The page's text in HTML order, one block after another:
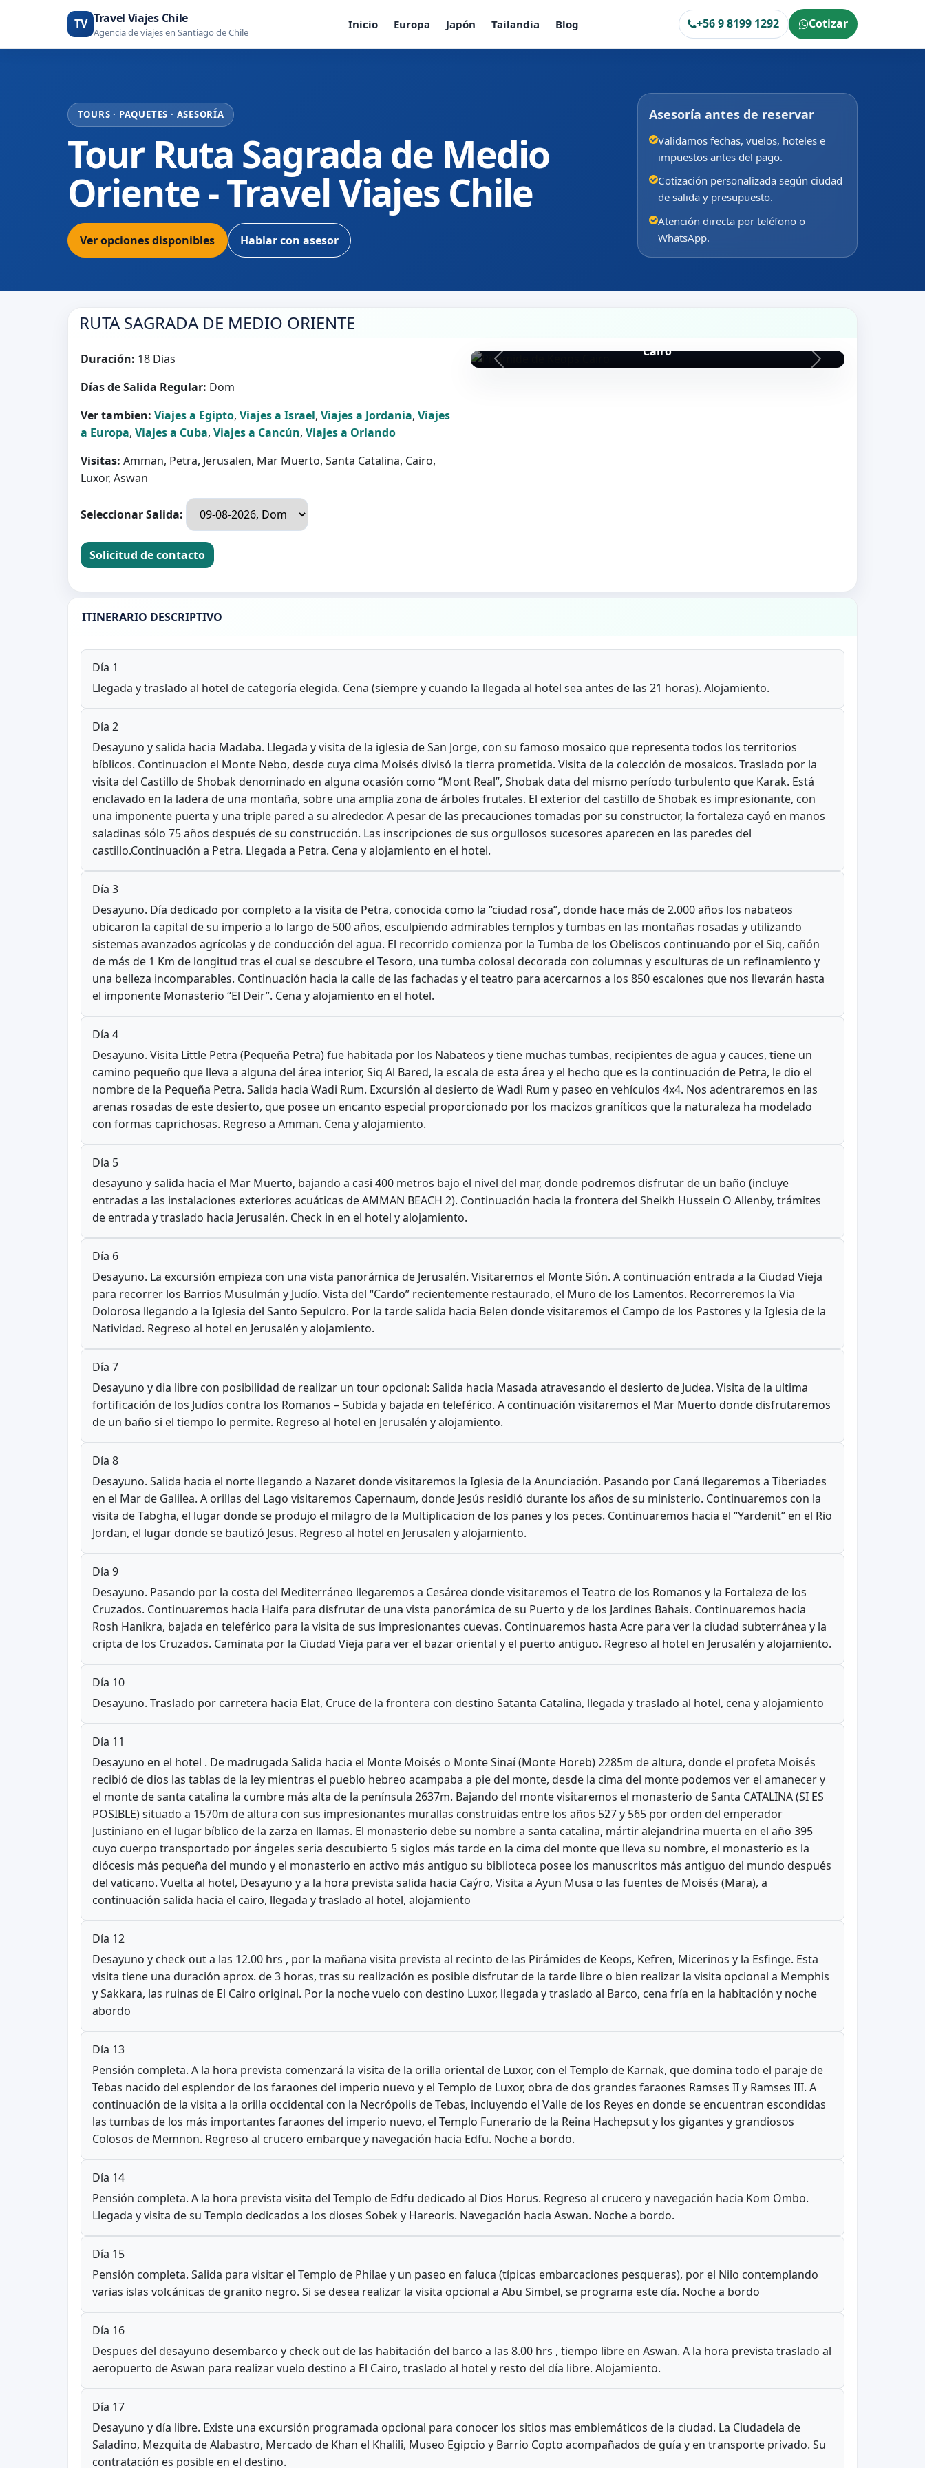
TV Travel Viajes Chile
Agencia de viajes en Santiago de Chile
Inicio Europa Japón Tailandia Blog +56 9 8199 1292 Cotizar
TOURS · PAQUETES · ASESORÍA
Tour Ruta Sagrada de Medio
Oriente - Travel Viajes Chile
Ver opciones disponibles Hablar con asesor
Asesoría antes de reservar
Validamos fechas, vuelos, hoteles e
impuestos antes del pago.
Cotización personalizada según ciudad
de salida y presupuesto.
Atención directa por teléfono o
WhatsApp.
RUTA SAGRADA DE MEDIO ORIENTE
Duración: 18 Dias
Días de Salida Regular: Dom
Ver tambien: Viajes a Egipto,Viajes a Israel,Viajes a Jordania,Viajes
a Europa,Viajes a Cuba,Viajes a Cancún,Viajes a Orlando
Visitas: Amman, Petra, Jerusalen, Mar Muerto, Santa Catalina, Cairo,
Luxor, Aswan
Seleccionar Salida:
Solicitud de contacto
Cairo
ITINERARIO DESCRIPTIVO
Día 1
Llegada y traslado al hotel de categoría elegida. Cena (siempre y cuando la llegada al hotel sea antes de las 21 horas). Alojamiento.
Día 2
Desayuno y salida hacia Madaba. Llegada y visita de la iglesia de San Jorge, con su famoso mosaico que representa todos los territorios
bíblicos. Continuacion el Monte Nebo, desde cuya cima Moisés divisó la tierra prometida. Visita de la colección de mosaicos. Traslado por la
visita del Castillo de Shobak denominado en alguna ocasión como “Mont Real”, Shobak data del mismo período turbulento que Karak. Está
enclavado en la ladera de una montaña, sobre una amplia zona de árboles frutales. El exterior del castillo de Shobak es impresionante, con
una imponente puerta y una triple pared a su alrededor. A pesar de las precauciones tomadas por su constructor, la fortaleza cayó en manos
saladinas sólo 75 años después de su construcción. Las inscripciones de sus orgullosos sucesores aparecen en las paredes del
castillo.Continuación a Petra. Llegada a Petra. Cena y alojamiento en el hotel.
Día 3
Desayuno. Día dedicado por completo a la visita de Petra, conocida como la “ciudad rosa”, donde hace más de 2.000 años los nabateos
ubicaron la capital de su imperio a lo largo de 500 años, esculpiendo admirables templos y tumbas en las montañas rosadas y utilizando
sistemas avanzados agrícolas y de conducción del agua. El recorrido comienza por la Tumba de los Obeliscos continuando por el Siq, cañón
de más de 1 Km de longitud tras el cual se descubre el Tesoro, una tumba colosal decorada con columnas y esculturas de un refinamiento y
una belleza incomparables. Continuación hacia la calle de las fachadas y el teatro para acercarnos a los 850 escalones que nos llevarán hasta
el imponente Monasterio “El Deir”. Cena y alojamiento en el hotel.
Día 4
Desayuno. Visita Little Petra (Pequeña Petra) fue habitada por los Nabateos y tiene muchas tumbas, recipientes de agua y cauces, tiene un
camino pequeño que lleva a alguna del área interior, Siq Al Bared, la escala de esta área y el hecho que es la continuación de Petra, le dio el
nombre de la Pequeña Petra. Salida hacia Wadi Rum. Excursión al desierto de Wadi Rum y paseo en vehículos 4x4. Nos adentraremos en las
arenas rosadas de este desierto, que posee un encanto especial proporcionado por los macizos graníticos que la naturaleza ha modelado
con formas caprichosas. Regreso a Amman. Cena y alojamiento.
Día 5
desayuno y salida hacia el Mar Muerto, bajando a casi 400 metros bajo el nivel del mar, donde podremos disfrutar de un baño (incluye
entradas a las instalaciones exteriores acuáticas de AMMAN BEACH 2). Continuación hacia la frontera del Sheikh Hussein O Allenby, trámites
de entrada y traslado hacia Jerusalén. Check in en el hotel y alojamiento.
Día 6
Desayuno. La excursión empieza con una vista panorámica de Jerusalén. Visitaremos el Monte Sión. A continuación entrada a la Ciudad Vieja
para recorrer los Barrios Musulmán y Judío. Vista del “Cardo” recientemente restaurado, el Muro de los Lamentos. Recorreremos la Via
Dolorosa llegando a la Iglesia del Santo Sepulcro. Por la tarde salida hacia Belen donde visitaremos el Campo de los Pastores y la Iglesia de la
Natividad. Regreso al hotel en Jerusalén y alojamiento.
Día 7
Desayuno y dia libre con posibilidad de realizar un tour opcional: Salida hacia Masada atravesando el desierto de Judea. Visita de la ultima
fortificación de los Judíos contra los Romanos – Subida y bajada en teleférico. A continuación visitaremos el Mar Muerto donde disfrutaremos
de un baño si el tiempo lo permite. Regreso al hotel en Jerusalén y alojamiento.
Día 8
Desayuno. Salida hacia el norte llegando a Nazaret donde visitaremos la Iglesia de la Anunciación. Pasando por Caná llegaremos a Tiberiades
en el Mar de Galilea. A orillas del Lago visitaremos Capernaum, donde Jesús residió durante los años de su ministerio. Continuaremos con la
visita de Tabgha, el lugar donde se produjo el milagro de la Multiplicacion de los panes y los peces. Continuaremos hacia el “Yardenit” en el Rio
Jordan, el lugar donde se bautizó Jesus. Regreso al hotel en Jerusalen y alojamiento.
Día 9
Desayuno. Pasando por la costa del Mediterráneo llegaremos a Cesárea donde visitaremos el Teatro de los Romanos y la Fortaleza de los
Cruzados. Continuaremos hacia Haifa para disfrutar de una vista panorámica de su Puerto y de los Jardines Bahais. Continuaremos hacia
Rosh Hanikra, bajada en teleférico para la visita de sus impresionantes cuevas. Continuaremos hasta Acre para ver la ciudad subterránea y la
cripta de los Cruzados. Caminata por la Ciudad Vieja para ver el bazar oriental y el puerto antiguo. Regreso al hotel en Jerusalén y alojamiento.
Día 10
Desayuno. Traslado por carretera hacia Elat, Cruce de la frontera con destino Satanta Catalina, llegada y traslado al hotel, cena y alojamiento
Día 11
Desayuno en el hotel . De madrugada Salida hacia el Monte Moisés o Monte Sinaí (Monte Horeb) 2285m de altura, donde el profeta Moisés
recibió de dios las tablas de la ley mientras el pueblo hebreo acampaba a pie del monte, desde la cima del monte podemos ver el amanecer y
el monte de santa catalina la cumbre más alta de la península 2637m. Bajando del monte visitaremos el monasterio de Santa CATALINA (SI ES
POSIBLE) situado a 1570m de altura con sus impresionantes murallas construidas entre los años 527 y 565 por orden del emperador
Justiniano en el lugar bíblico de la zarza en llamas. El monasterio debe su nombre a santa catalina, mártir alejandrina muerta en el año 395
cuyo cuerpo transportado por ángeles seria descubierto 5 siglos más tarde en la cima del monte que lleva su nombre, el monasterio es la
diócesis más pequeña del mundo y el monasterio en activo más antiguo su biblioteca posee los manuscritos más antiguo del mundo después
del vaticano. Vuelta al hotel, Desayuno y a la hora prevista salida hacia Caýro, Visita a Ayun Musa o las fuentes de Moisés (Mara), a
continuación salida hacia el cairo, llegada y traslado al hotel, alojamiento
Día 12
Desayuno y check out a las 12.00 hrs , por la mañana visita prevista al recinto de las Pirámides de Keops, Kefren, Micerinos y la Esfinge. Esta
visita tiene una duración aprox. de 3 horas, tras su realización es posible disfrutar de la tarde libre o bien realizar la visita opcional a Memphis
y Sakkara, las ruinas de El Cairo original. Por la noche vuelo con destino Luxor, llegada y traslado al Barco, cena fría en la habitación y noche
abordo
Día 13
Pensión completa. A la hora prevista comenzará la visita de la orilla oriental de Luxor, con el Templo de Karnak, que domina todo el paraje de
Tebas nacido del esplendor de los faraones del imperio nuevo y el Templo de Luxor, obra de dos grandes faraones Ramses II y Ramses III. A
continuación de la visita a la orilla occidental con la Necrópolis de Tebas, incluyendo el Valle de los Reyes en donde se encuentran escondidas
las tumbas de los más importantes faraones del imperio nuevo, el Templo Funerario de la Reina Hachepsut y los gigantes y grandiosos
Colosos de Memnon. Regreso al crucero embarque y navegación hacia Edfu. Noche a bordo.
Día 14
Pensión completa. A la hora prevista visita del Templo de Edfu dedicado al Dios Horus. Regreso al crucero y navegación hacia Kom Ombo.
Llegada y visita de su Templo dedicados a los dioses Sobek y Hareoris. Navegación hacia Aswan. Noche a bordo.
Día 15
Pensión completa. Salida para visitar el Templo de Philae y un paseo en faluca (típicas embarcaciones pesqueras), por el Nilo contemplando
varias islas volcánicas de granito negro. Si se desea realizar la visita opcional a Abu Simbel, se programa este día. Noche a bordo
Día 16
Despues del desayuno desembarco y check out de las habitación del barco a las 8.00 hrs , tiempo libre en Aswan. A la hora prevista traslado al
aeropuerto de Aswan para realizar vuelo destino a El Cairo, traslado al hotel y resto del día libre. Alojamiento.
Día 17
Desayuno y día libre. Existe una excursión programada opcional para conocer los sitios mas emblemáticos de la ciudad. La Ciudadela de
Saladino, Mezquita de Alabastro, Mercado de Khan el Khalili, Museo Egipcio y Barrio Copto acompañados de guía y en transporte privado. Su
contratación es posible en el destino.